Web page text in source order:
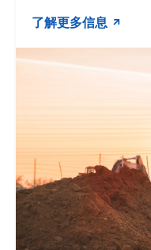
了解更多信息